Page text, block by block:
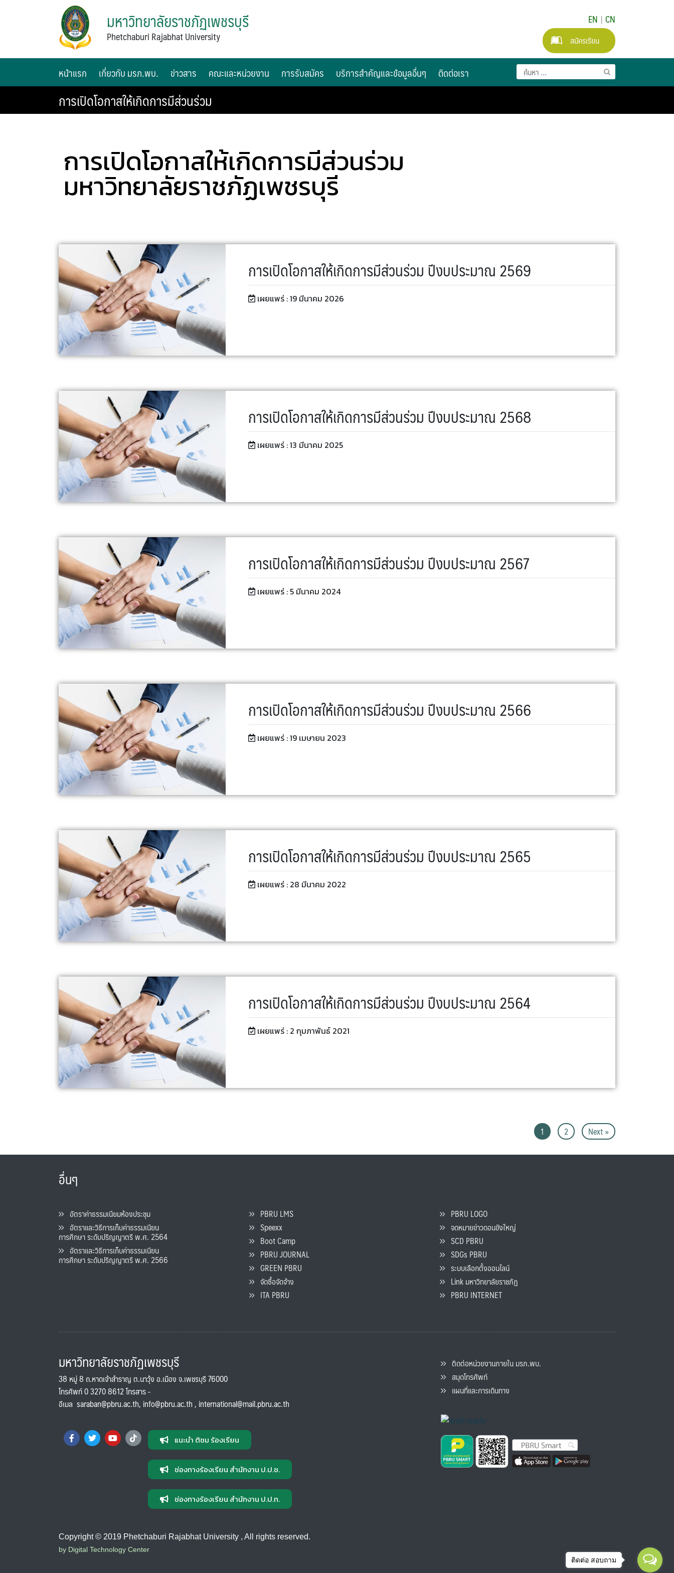
มหาวิทยาลัยราชภัฏเพชรบุรี
Phetchaburi Rajabhat University
EN | CN
สมัครเรียน
หน้าแรก เกี่ยวกับ มรภ.พบ. ข่าวสาร คณะและหน่วยงาน การรับสมัคร บริการสำคัญและข้อมูลอื่นๆ ติดต่อเรา
การเปิดโอกาสให้เกิดการมีส่วนร่วม
การเปิดโอกาสให้เกิดการมีส่วนร่วม
มหาวิทยาลัยราชภัฏเพชรบุรี
การเปิดโอกาสให้เกิดการมีส่วนร่วม ปีงบประมาณ 2569
เผยแพร่ :19 มีนาคม 2026
การเปิดโอกาสให้เกิดการมีส่วนร่วม ปีงบประมาณ 2568
เผยแพร่ :13 มีนาคม 2025
การเปิดโอกาสให้เกิดการมีส่วนร่วม ปีงบประมาณ 2567
เผยแพร่ : 5 มีนาคม 2024
การเปิดโอกาสให้เกิดการมีส่วนร่วม ปีงบประมาณ 2566
เผยแพร่ :19 เมษายน 2023
การเปิดโอกาสให้เกิดการมีส่วนร่วม ปีงบประมาณ 2565
เผยแพร่ : 28 มีนาคม 2022
การเปิดโอกาสให้เกิดการมีส่วนร่วม ปีงบประมาณ 2564
เผยแพร่ : 2 กุมภาพันธ์ 2021
1 2 Next »
อื่นๆ
อัตราค่าธรรมเนียมห้องประชุม
อัตราและวิธีการเก็บค่าธรรมเนียน
การศึกษา ระดับปริญญาตรี พ.ศ. 2564
อัตราและวิธีการเก็บค่าธรรมเนียน
การศึกษา ระดับปริญญาตรี พ.ศ. 2566
PBRU LMS
Speexx
Boot Camp
PBRU JOURNAL
GREEN PBRU
จัดซื้อจัดจ้าง
ITA PBRU
PBRU LOGO
จดหมายข่าวดอนขังใหญ่
SCD PBRU
SDGs PBRU
ระบบเลือกตั้งออนไลน์
Link มหาวิทยาลัยราชภัฏ
PBRU INTERNET
มหาวิทยาลัยราชภัฏเพชรบุรี
38 หมู่ 8 ถ.หาดเจ้าสำราญ ต.นาวุ้ง อ.เมือง จ.เพชรบุรี 76000
โทรศัพท์ 0 3270 8612 โทรสาร -
อีเมล saraban@pbru.ac.th, info@pbru.ac.th, international@mail.pbru.ac.th
แนะนำ ติชม ร้องเรียน
ช่องทางร้องเรียน สำนักงาน ป.ป.ช.
ช่องทางร้องเรียน สำนักงาน ป.ป.ท.
Copyright © 2019 Phetchaburi Rajabhat University , All rights reserved.
by Digital Technology Center
ติดต่อหน่วยงานภายใน มรภ.พบ.
สมุดโทรศัพท์
แผนที่และการเดินทาง
ติดต่อ สอบถาม